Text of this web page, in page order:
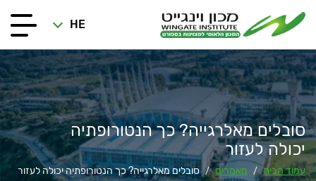
HE
סובלים מאלרגייה? כך הנטורופתיה
יכולה לעזור
עמוד הבית / מאמרים / סובלים מאלרגייה? כך הנטורופתיה יכולה לעזור